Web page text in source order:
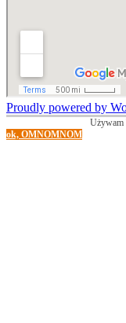
Proudly powered by
Używam
ok, OMNOMNOM